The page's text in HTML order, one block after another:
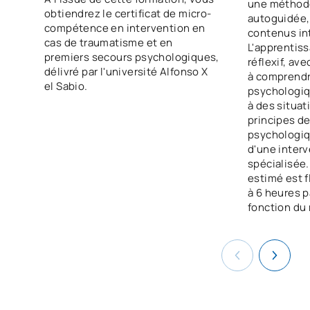
obtiendrez le certificat de micro-
compétence en intervention en
cas de traumatisme et en
premiers secours psychologiques,
délivré par l'université Alfonso X
el Sabio.
une
contenus
réflexif,
à
à des
principes
d'une
estimé est
à 6 heures
fonction du